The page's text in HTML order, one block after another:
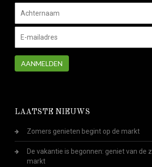
AANMELDEN
LAATSTE NIEUWS
Zomers genieten begint op de markt
De vakantie is begonnen: geniet van de
markt